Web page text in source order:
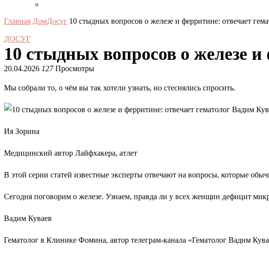
Главная ДомДосуг 10 стыдных вопросов о железе и ферритине: отвечает
ДОСУГ
10 стыдных вопросов о железе
20.04.2026 127Просмотры
Мы собрали то, о чём вы так хотели узнать, но стеснялись спросить.
Ия Зорина
Медицинский автор Лайфхакера, атлет
В этой серии статей известные эксперты отвечают на вопросы, которые
Сегодня поговорим о железе. Узнаем, правда ли у всех женщин дефицит
Вадим Куваев
Гематолог в Клинике Фомина, автор телеграм-канала «Гематолог Вадим